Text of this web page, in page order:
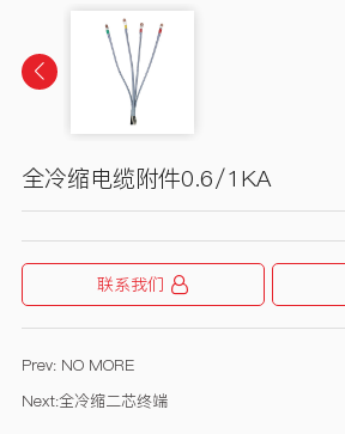
全冷缩电缆附件0.6/1KA
联系我们
Prev:NO MORE
Next:全冷缩二芯终端